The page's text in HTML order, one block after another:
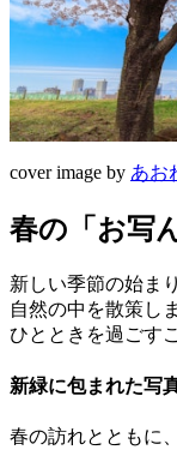
cover image by あお
春の「お写
新しい季節の始ま
自然の中を散策し
ひとときを過ごす
新緑に包まれた写
春の訪れとともに